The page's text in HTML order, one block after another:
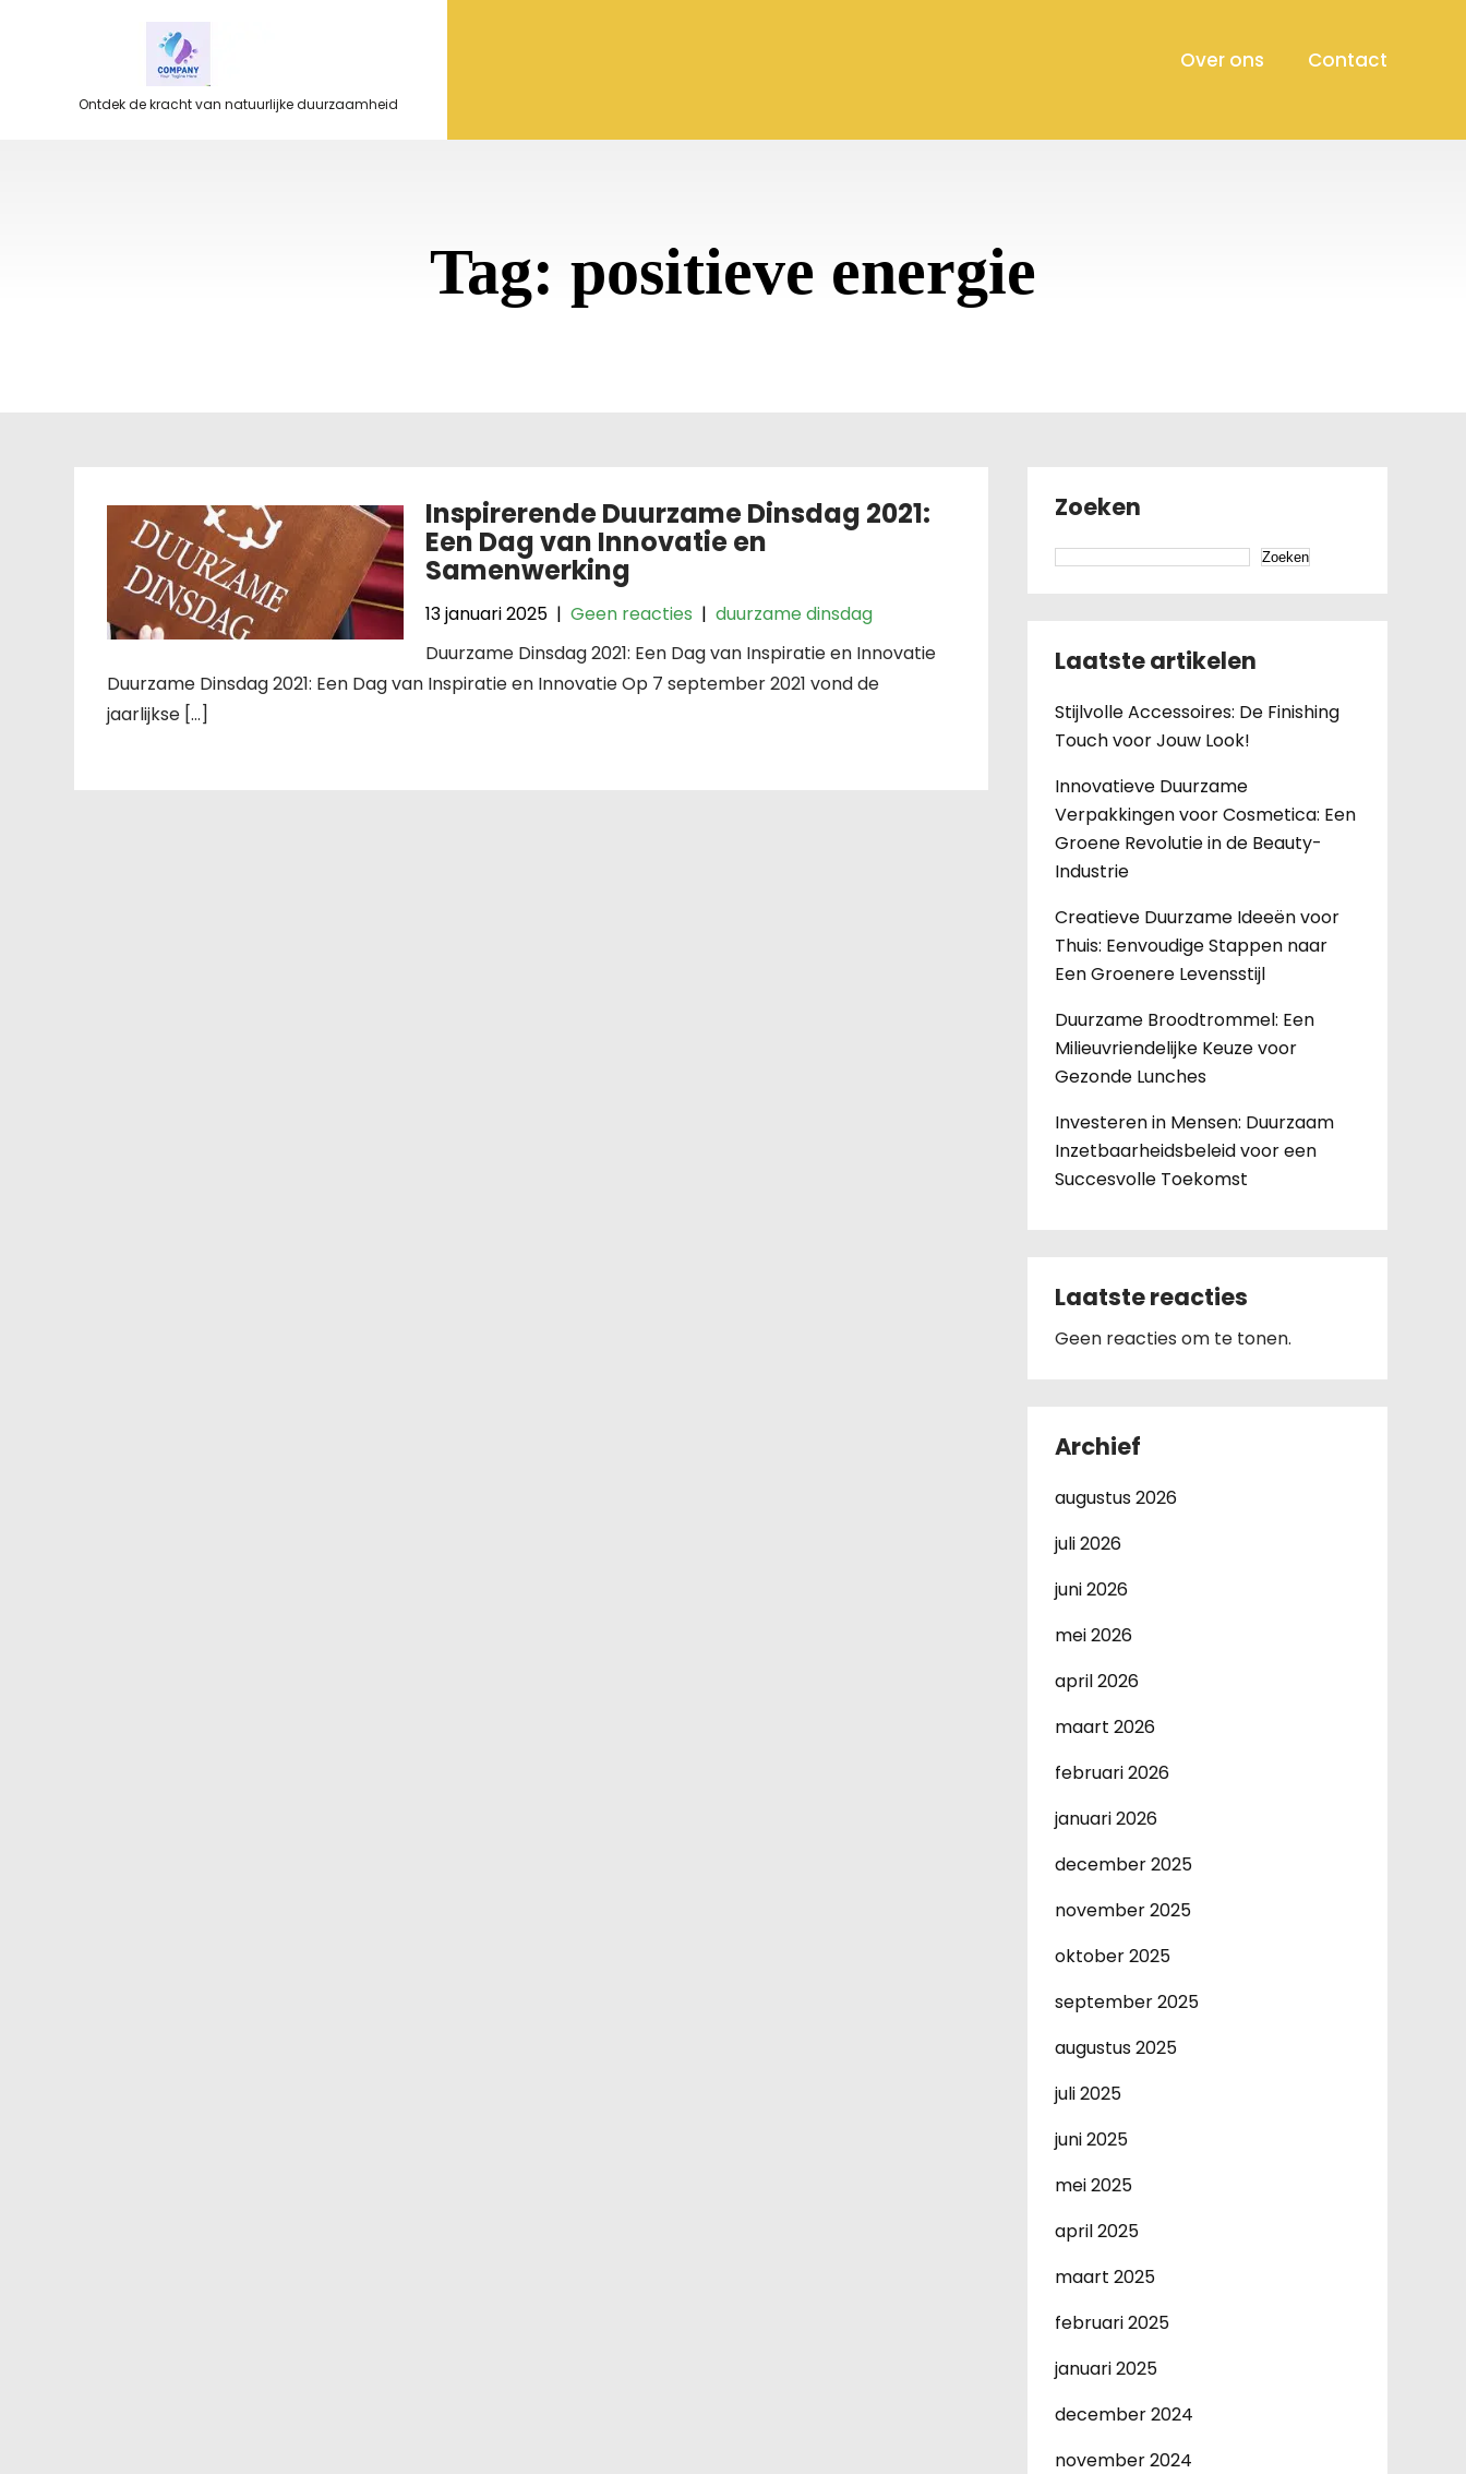
Ontdek de kracht van natuurlijke duurzaamheid
Over ons Contact
Tag: positieve energie
Inspirerende Duurzame Dinsdag 2021:
Een Dag van Innovatie en
Samenwerking
13 januari 2025 |Geen reacties |duurzame dinsdag
Duurzame Dinsdag 2021: Een Dag van Inspiratie en Innovatie
Duurzame Dinsdag 2021: Een Dag van Inspiratie en Innovatie Op 7 september 2021 vond de
jaarlijkse […]
Zoeken
Zoeken
Laatste artikelen
Stijlvolle Accessoires: De Finishing
Touch voor Jouw Look!
Innovatieve Duurzame
Verpakkingen voor Cosmetica: Een
Groene Revolutie in de Beauty-
Industrie
Creatieve Duurzame Ideeën voor
Thuis: Eenvoudige Stappen naar
Een Groenere Levensstijl
Duurzame Broodtrommel: Een
Milieuvriendelijke Keuze voor
Gezonde Lunches
Investeren in Mensen: Duurzaam
Inzetbaarheidsbeleid voor een
Succesvolle Toekomst
Laatste reacties
Geen reacties om te tonen.
Archief
augustus 2026
juli 2026
juni 2026
mei 2026
april 2026
maart 2026
februari 2026
januari 2026
december 2025
november 2025
oktober 2025
september 2025
augustus 2025
juli 2025
juni 2025
mei 2025
april 2025
maart 2025
februari 2025
januari 2025
december 2024
november 2024